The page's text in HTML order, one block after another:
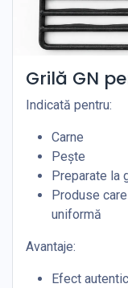
Grilă GN
Indicată pentru:
Carne
Pește
Preparate la
Produse
uniformă
Avantaje:
Efect